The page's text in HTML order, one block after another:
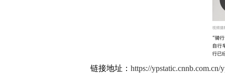
链接地址： https://ypstatic.cnnb.com.cn/